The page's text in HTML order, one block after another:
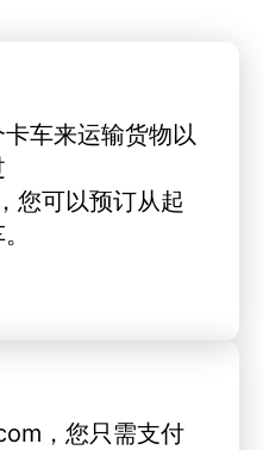
车来运输货物以
您可以预订从起
，您只需支付